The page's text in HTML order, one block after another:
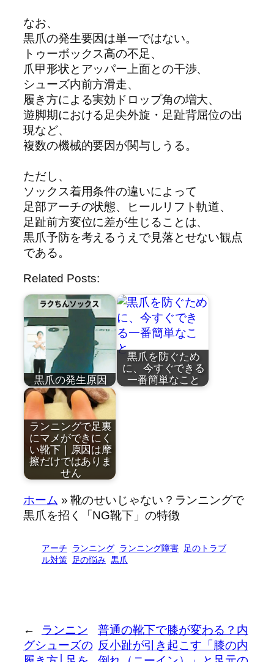
なお、
黒爪の発生要因は単一ではない。
トゥーボックス高の不足、
爪甲形状とアッパー上面との干渉、
シューズ内前方滑走、
履き方による実効ドロップ角の増大、
遊脚期における足尖外旋・足趾背屈位の出
現など、
複数の機械的要因が関与しうる。
ただし、
ソックス着用条件の違いによって
足部アーチの状態、ヒールリフト軌道、
足趾前方変位に差が生じることは、
黒爪予防を考えるうえで見落とせない観点
である。
Related Posts:
黒爪の発生原因
by
近藤祐司
黒爪を原因から
解決す…
黒爪を防ぐため
に、今すぐできる
一番簡単なこと
この記事では、
ランニ…
ランニングで足裏
にマメができにく
い靴下｜原因は摩
擦だけではありま
せん
近藤祐司
ホーム »靴のせいじゃない？ランニングで
黒爪を招く「NG靴下」の特徴
アーチ ランニング ランニング障害
足のトラブ
ル対策
足の悩み 黒爪
←
ランニン
グシューズの
普通の靴下で膝が変わる？内
反小趾が引き起こす「膝の内